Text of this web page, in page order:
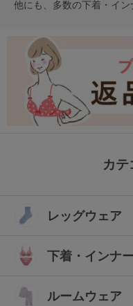
他にも、多数の下着・イン
カ
レッグウェア
下着・インナー
ルームウェア